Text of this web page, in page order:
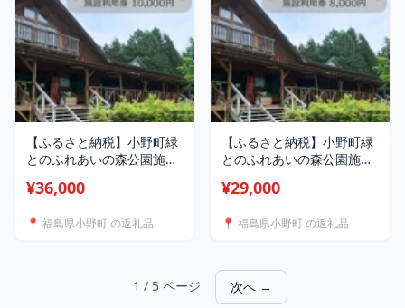
【ふるさと納税】小野町緑
とのふれあいの森公園施設
【1637430】
¥36,000
📍 福島県小野町 の返礼品
【ふるさと納税】小野町緑
とのふれあいの森公園施設
【1637433】
¥29,000
📍 福島県小野町 の返礼品
1 / 5 ページ 次へ →